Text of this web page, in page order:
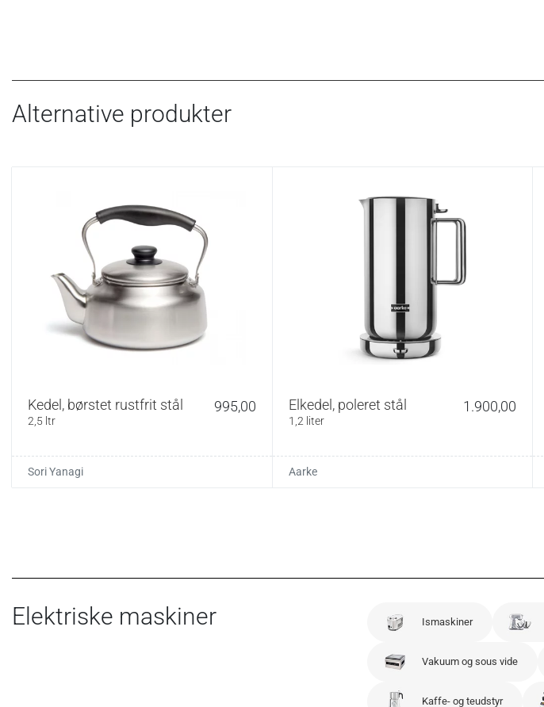
Alternative produkter
Kedel, børstet rustfrit stål
2,5 ltr
995,00
Sori Yanagi
Elkedel, poleret stål
1,2 liter
1.900,00
Aarke
Elektriske maskiner Ismaskiner
Vakuum og sous vide
Kaffe- og teudstyr